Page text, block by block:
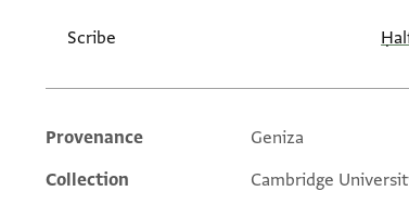
Scribe
Additional metadata
Provenance
Geniza
Collection
Cambridge